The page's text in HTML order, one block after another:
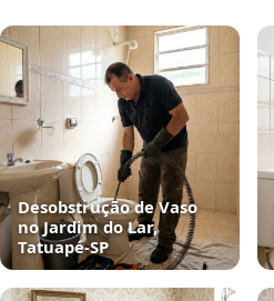
Desobstrução de Vaso
no Jardim do Lar,
Tatuapé‑SP